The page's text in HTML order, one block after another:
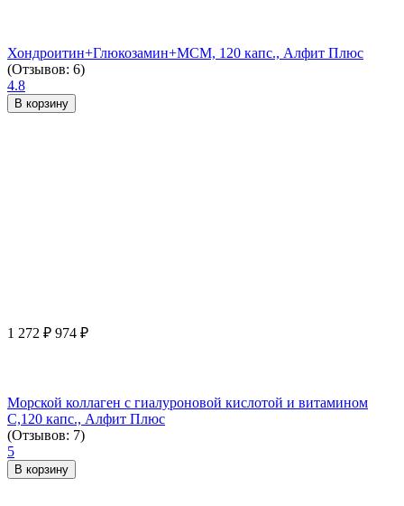
Хондроитин+Глюкозамин+МСМ, 120 капс., Алфит Плюс
(Отзывов: 6)
4.8
В корзину
1 272 ₽ 974 ₽
Морской коллаген с гиалуроновой кислотой и витамином
С,120 капс., Алфит Плюс
(Отзывов: 7)
5
В корзину